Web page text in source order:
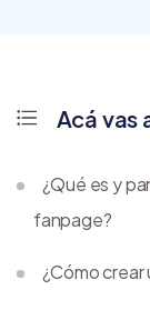
Acá vas
¿Qué es y
fanpage?
¿Cómo